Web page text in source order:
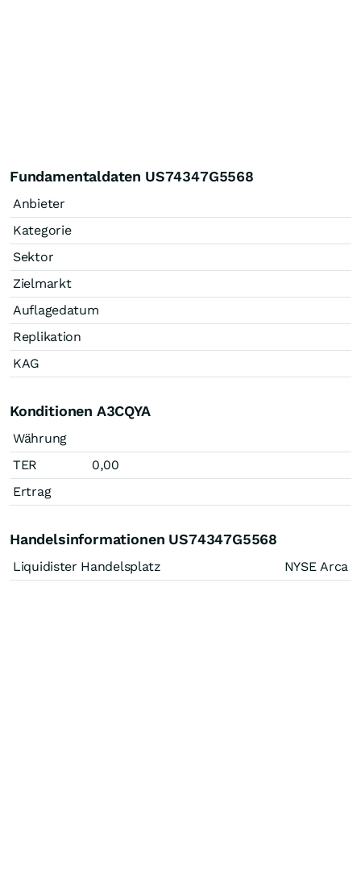
Fundamentaldaten US74347G5568
Anbieter
Kategorie
Sektor
Zielmarkt
Auflagedatum
Replikation
KAG
Konditionen A3CQYA
Währung
TER
0,00
Ertrag
Handelsinformationen US74347G5568
Liquidister Handelsplatz NYSE Arca